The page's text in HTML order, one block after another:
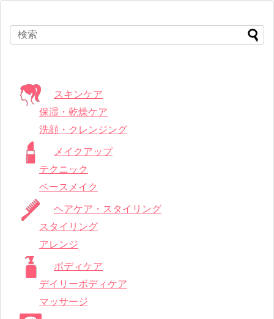
スキンケア
保湿・乾燥ケア
洗顔・クレンジング
メイクアップ
テクニック
ベースメイク
ヘアケア・スタイリング
スタイリング
アレンジ
ボディケア
デイリーボディケア
マッサージ